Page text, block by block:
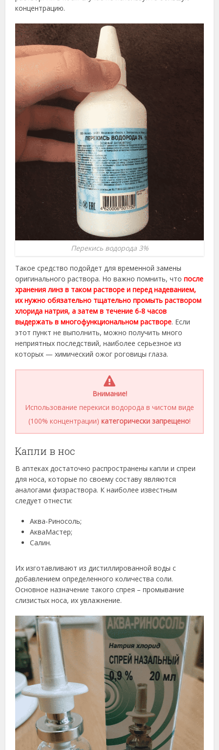
концентрацию.
Перекись водорода 3%
Такое средство подойдет для временной замены
оригинального раствора. Но важно помнить, что после
хранения линз в таком растворе и перед надеванием,
их нужно обязательно тщательно промыть раствором
хлорида натрия, а затем в течение 6-8 часов
выдержать в многофункциональном растворе. Если
этот пункт не выполнить, можно получить много
неприятных последствий, наиболее серьезное из
которых — химический ожог роговицы глаза.
Внимание!
Использование перекиси водорода в чистом виде
(100% концентрации) категорически запрещено!
Капли в нос
В аптеках достаточно распространены капли и спреи
для носа, которые по своему составу являются
аналогами физраствора. К наиболее известным
следует отнести:
Аква-Риносоль;
АкваМастер;
Салин.
Их изготавливают из дистиллированной воды с
добавлением определенного количества соли.
Основное назначение такого спрея – промывание
слизистых носа, их увлажнение.